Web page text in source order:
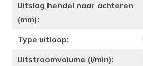
Uitslag hendel naar achteren
(mm):
Type uitloop:
Uitstroomvolume (l/min):